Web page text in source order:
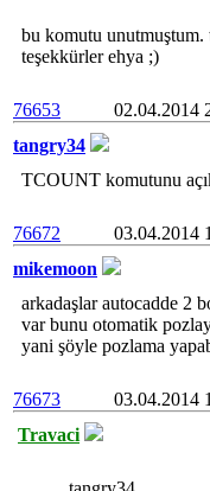
bu komutu unutmuştum.
teşekkürler ehya ;)
76653
02.04.2014
tangry34
TCOUNT komutunu
76672
03.04.2014
mikemoon
arkadaşlar autocadde 2
var bunu otomatik
yani şöyle pozlama
76673
03.04.2014
Travaci